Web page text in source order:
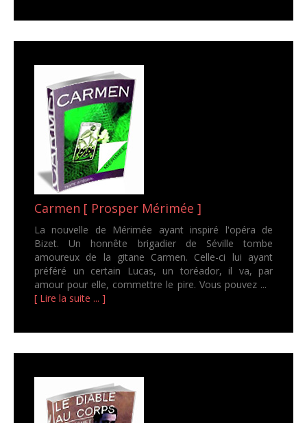
Carmen [ Prosper Mérimée ]
La nouvelle de Mérimée ayant inspiré l'opéra de
Bizet. Un honnête brigadier de Séville tombe
amoureux de la gitane Carmen. Celle-ci lui ayant
préféré un certain Lucas, un toréador, il va, par
amour pour elle, commettre le pire. Vous pouvez ...
[ Lire la suite ... ]